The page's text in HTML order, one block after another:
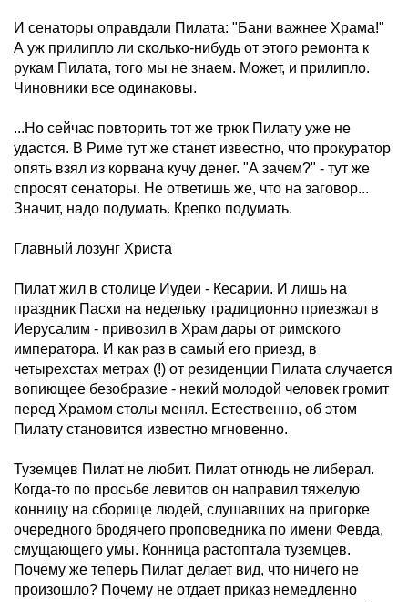
И сенаторы оправдали Пилата: "Бани важнее Храма!"
А уж прилипло ли сколько-нибудь от этого ремонта к
рукам Пилата, того мы не знаем. Может, и прилипло.
Чиновники все одинаковы.
...Но сейчас повторить тот же трюк Пилату уже не
удастся. В Риме тут же станет известно, что прокуратор
опять взял из корвана кучу денег. "А зачем?" - тут же
спросят сенаторы. Не ответишь же, что на заговор...
Значит, надо подумать. Крепко подумать.
Главный лозунг Христа
Пилат жил в столице Иудеи - Кесарии. И лишь на
праздник Пасхи на недельку традиционно приезжал в
Иерусалим - привозил в Храм дары от римского
императора. И как раз в самый его приезд, в
четырехстах метрах (!) от резиденции Пилата случается
вопиющее безобразие - некий молодой человек громит
перед Храмом столы менял. Естественно, об этом
Пилату становится известно мгновенно.
Туземцев Пилат не любит. Пилат отнюдь не либерал.
Когда-то по просьбе левитов он направил тяжелую
конницу на сборище людей, слушавших на пригорке
очередного бродячего проповедника по имени Февда,
смущающего умы. Конница растоптала туземцев.
Почему же теперь Пилат делает вид, что ничего не
произошло? Почему не отдает приказ немедленно